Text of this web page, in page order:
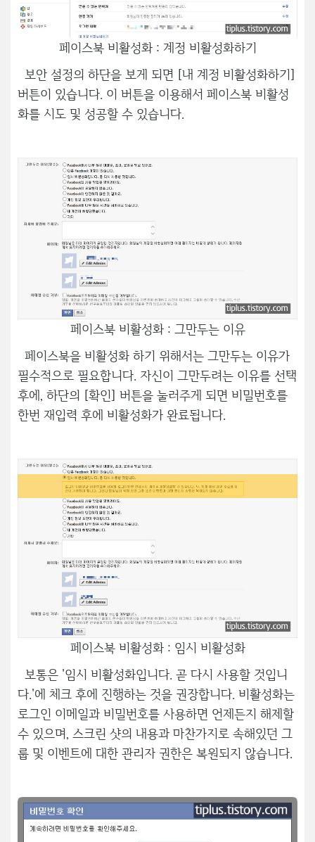
페이스북 비활성화 : 계정 비활성화하기
보안 설정의 하단을 보게 되면 [내 계정 비활성화하기]
버튼이 있습니다. 이 버튼을 이용해서 페이스북 비활성
화를 시도 및 성공할 수 있습니다.
페이스북 비활성화 : 그만두는 이유
페이스북을 비활성화 하기 위해서는 그만두는 이유가
필수적으로 필요합니다. 자신이 그만두려는 이유를 선택
후에, 하단의 [확인] 버튼을 눌러주게 되면 비밀번호를
한번 재입력 후에 비활성화가 완료됩니다.
페이스북 비활성화 : 임시 비활성화
보통은 '임시 비활성화입니다. 곧 다시 사용할 것입니
다.'에 체크 후에 진행하는 것을 권장합니다. 비활성화는
로그인 이메일과 비밀번호를 사용하면 언제든지 해제할
수 있으며, 스크린 샷의 내용과 마찬가지로 속해있던 그
룹 및 이벤트에 대한 관리자 권한은 복원되지 않습니다.